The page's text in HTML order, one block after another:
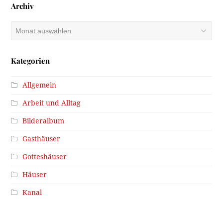
Archiv
Kategorien
Allgemein
Arbeit und Alltag
Bilderalbum
Gasthäuser
Gotteshäuser
Häuser
Kanal